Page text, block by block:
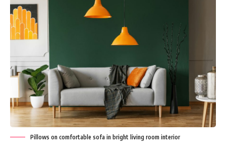
Pillows on comfortable sofa in bright living room interior